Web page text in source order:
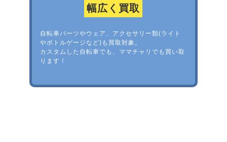
幅広く買取
自転車パーツやウェア、アクセサリー類(ライト
やボトルゲージなど)も買取対象。
カスタムした自転車でも、ママチャリでも買い取
ります！